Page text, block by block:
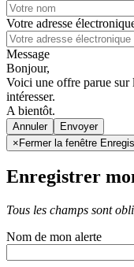
Votre adresse
Message
Bonjour,
Voici une offre parue sur
intéresser.
A bientôt.
Annuler
×Fermer la fenêtre
Enregistrer
Tous les champs sont
Nom de mon alerte